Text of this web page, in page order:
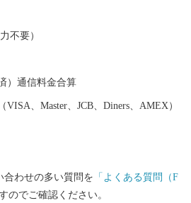
整備）が今も残るなど、豊かな歴史
どころ 明智
勝龍寺城。細川忠興と明智光秀の娘・
の輿入れを再現した「ガラシャ祭」の
展示室には、光秀や玉などゆかりの人
す。樹齢約170年の燃えるような真紅
です。 京都屈指のもみじ
山。数百本のモミジが彩りを添える
不要）
）通信料金合算
、Master、JCB、Diners、AMEX）
合わせの多い質問を 「よくある質問（F
のでご確認ください。